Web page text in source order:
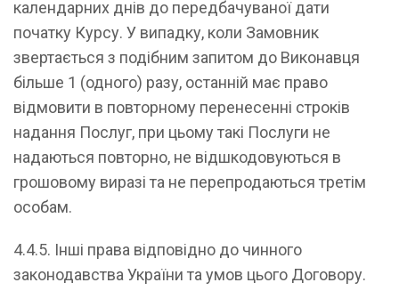
календарних днів до передбачуваної дати
початку Курсу. У випадку, коли Замовник
звертається з подібним запитом до Виконавця
більше 1 (одного) разу, останній має право
відмовити в повторному перенесенні строків
надання Послуг, при цьому такі Послуги не
надаються повторно, не відшкодовуються в
грошовому виразі та не перепродаються третім
особам.
4.4.5. Інші права відповідно до чинного
законодавства України та умов цього Договору.